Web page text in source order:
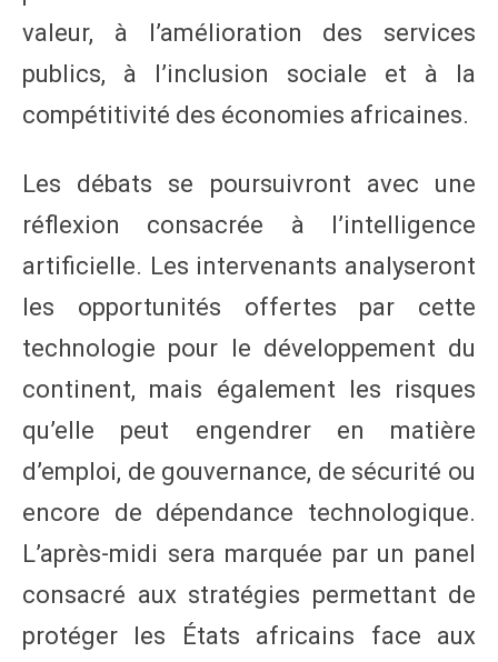
valeur, à l’amélioration des services
publics, à l’inclusion sociale et à la
compétitivité des économies africaines.
Les débats se poursuivront avec une
réflexion consacrée à l’intelligence
artificielle. Les intervenants analyseront
les opportunités offertes par cette
technologie pour le développement du
continent, mais également les risques
qu’elle peut engendrer en matière
d’emploi, de gouvernance, de sécurité ou
encore de dépendance technologique.
L’après-midi sera marquée par un panel
consacré aux stratégies permettant de
protéger les États africains face aux